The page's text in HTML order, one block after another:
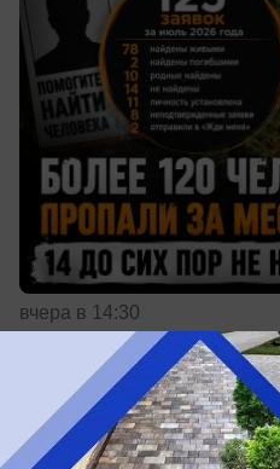
вчера в 14:30
Общество
В лесах Ростовской
почти на треть